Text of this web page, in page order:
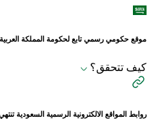
موقع حكومي رسمي تابع لحكومة المملكة
كيف تتحقق؟
روابط المواقع الالكترونية الرسمية السعودية